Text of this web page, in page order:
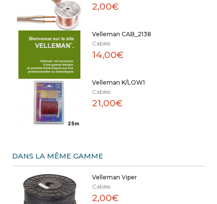
2,00€
Velleman CAB_2138
Cables
14,00€
Velleman K/LOW1
Cables
21,00€
DANS LA MÊME GAMME
Velleman Viper
Cables
2,00€